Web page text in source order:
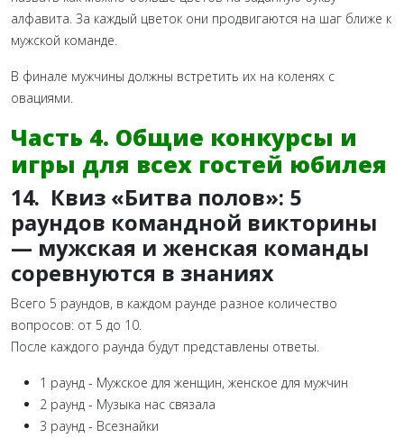
алфавита. За каждый цветок они продвигаются на шаг ближе к
мужской команде.
В финале мужчины должны встретить их на коленях с
овациями.
Часть 4. Общие конкурсы и
игры для всех гостей юбилея
14. Квиз «Битва полов»: 5
раундов командной викторины
— мужская и женская команды
соревнуются в знаниях
Всего 5 раундов, в каждом раунде разное количество
вопросов: от 5 до 10.
После каждого раунда будут представлены ответы.
1 раунд - Мужское для женщин, женское для мужчин
2 раунд - Музыка нас связала
3 раунд - Всезнайки